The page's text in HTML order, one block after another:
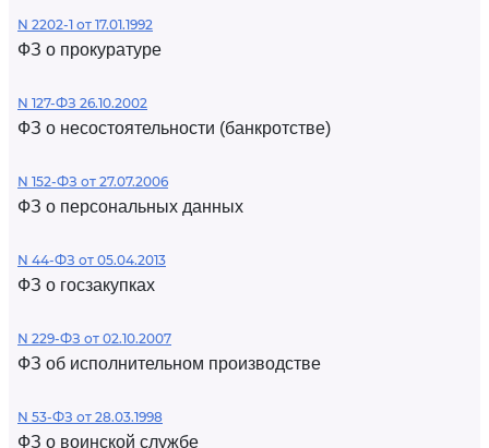
N 2202-1 от 17.01.1992
ФЗ о прокуратуре
N 127-ФЗ 26.10.2002
ФЗ о несостоятельности (банкротстве)
N 152-ФЗ от 27.07.2006
ФЗ о персональных данных
N 44-ФЗ от 05.04.2013
ФЗ о госзакупках
N 229-ФЗ от 02.10.2007
ФЗ об исполнительном производстве
N 53-ФЗ от 28.03.1998
ФЗ о воинской службе